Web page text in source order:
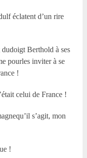
éclatent d’un rire
Berthold à ses
pourles inviter à se
!
celui de France !
s’agit, mon
!